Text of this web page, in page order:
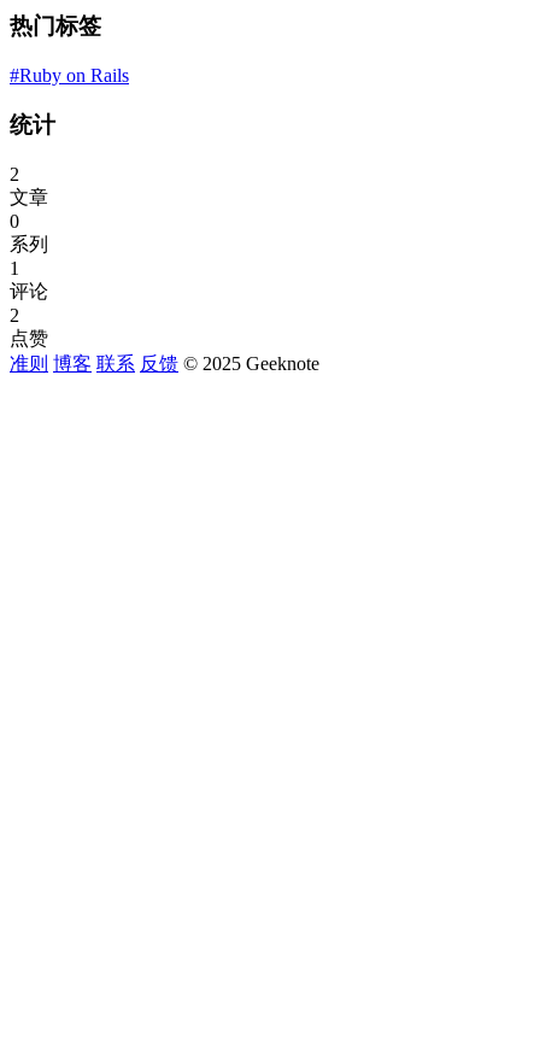
热门标签
#Ruby on Rails
统计
2
文章
0
系列
1
评论
2
点赞
准则 博客 联系 反馈 © 2025 Geeknote